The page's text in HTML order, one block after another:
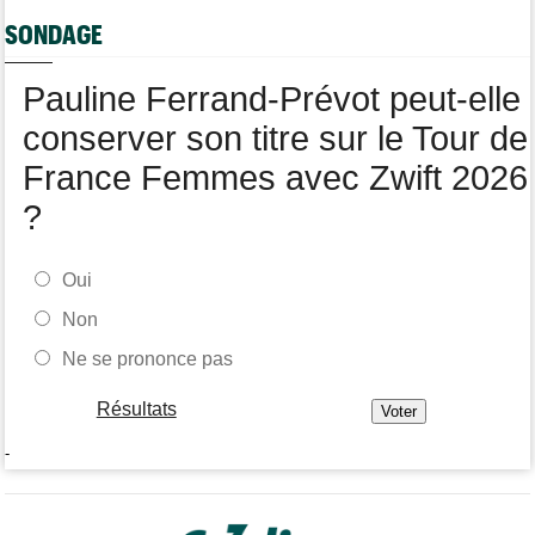
SONDAGE
Pauline Ferrand-Prévot peut-elle
conserver son titre sur le Tour de
France Femmes avec Zwift 2026
?
Oui
Non
Ne se prononce pas
Résultats
-